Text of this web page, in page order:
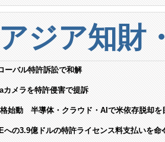
アジア知財
ーバル特許訴訟で和解
カメラを特許侵害で提訴
始動 半導体・クラウド・AIで米依存脱却を
への3.9億ドルの特許ライセンス料支払いを命